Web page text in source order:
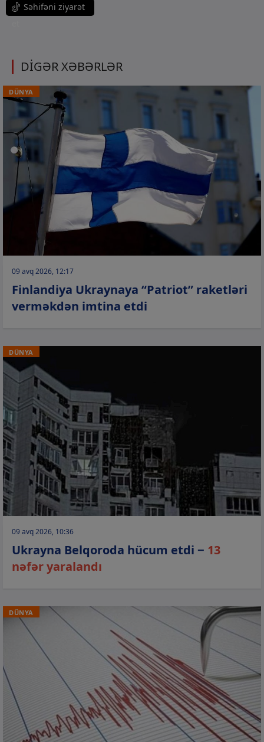
Səhifəni ziyarət
DİGƏR XƏBƏRLƏR
DÜNYA
09 avq 2026, 12:17
Finlandiya Ukraynaya “Patriot” raketləri
verməkdən imtina etdi
DÜNYA
09 avq 2026, 10:36
Ukrayna Belqoroda hücum etdi − 13
nəfər yaralandı
DÜNYA